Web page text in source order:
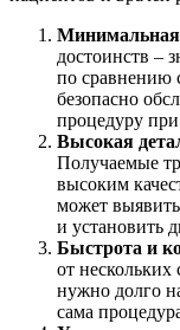
Минимальная
достоинств –
по сравнению
безопасно
процедуру при
Высокая
Получаемые
высоким
может
и установить
Быстрота и
от
нужно долго
сама